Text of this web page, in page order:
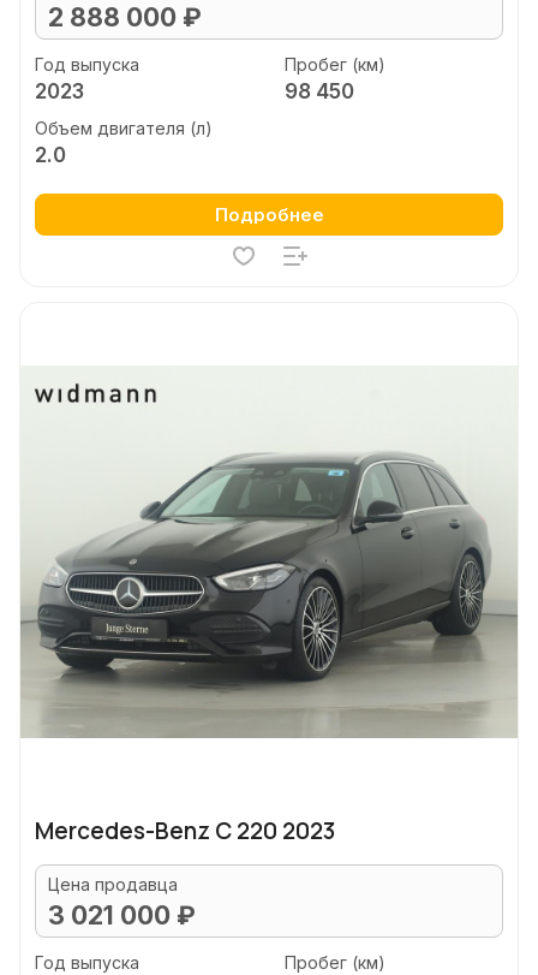
2 888 000 ₽
Год выпуска
2023
Пробег (км)
98 450
Объем двигателя (л)
2.0
Подробнее
Mercedes-Benz C 220 2023
Цена продавца
3 021 000 ₽
Год выпуска Пробег (км)